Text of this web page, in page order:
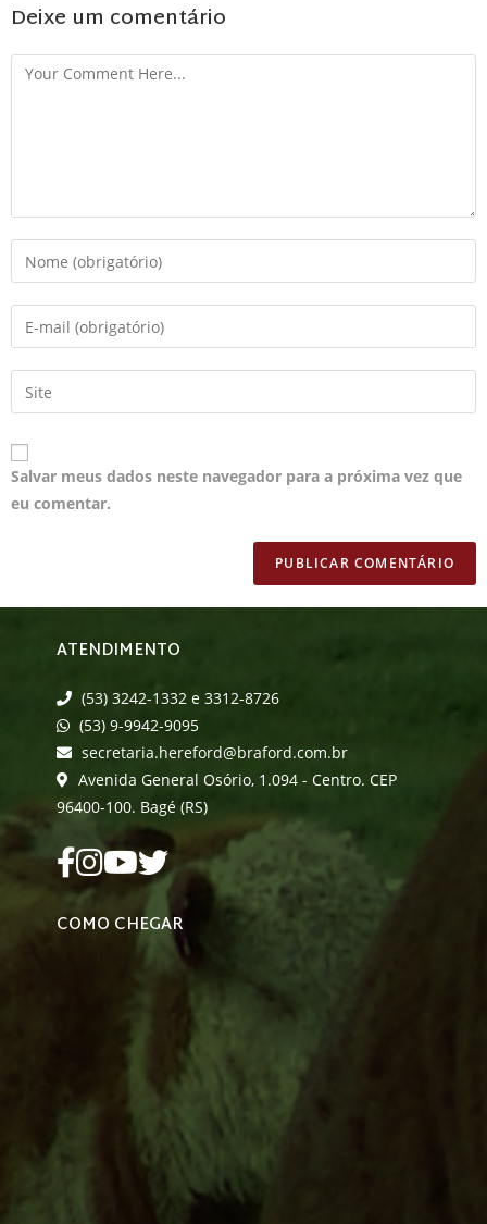
Deixe um comentário
Salvar meus dados neste navegador para a próxima vez que
eu comentar.
ATENDIMENTO
(53) 3242-1332 e 3312-8726
(53) 9-9942-9095
secretaria.hereford@braford.com.br
Avenida General Osório, 1.094 - Centro. CEP
96400-100. Bagé (RS)
COMO CHEGAR